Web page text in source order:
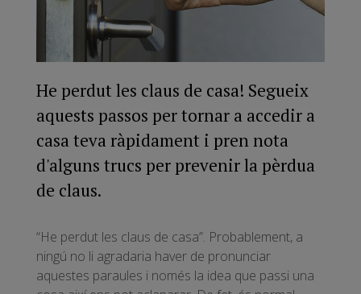
He perdut les claus de casa! Segueix
aquests passos per tornar a accedir a
casa teva ràpidament i pren nota
d'alguns trucs per prevenir la pèrdua
de claus.
“He perdut les claus de casa”. Probablement, a
ningú no li agradaria haver de pronunciar
aquestes paraules i només la idea que passi una